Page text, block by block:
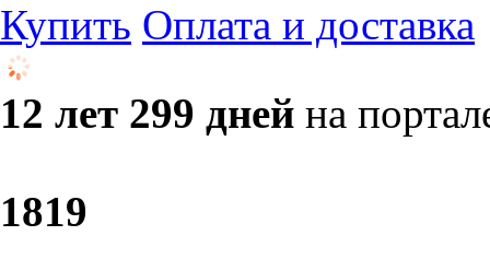
Купить Оплата и доставка
12 лет 299 дней на
1819